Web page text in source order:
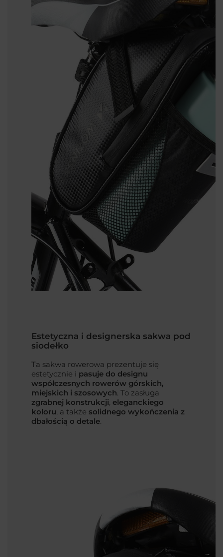
Estetyczna i designerska sakwa pod
siodełko
Ta sakwa rowerowa prezentuje się
estetycznie i pasuje do designu
współczesnych rowerów górskich,
miejskich i szosowych. To zasługa
zgrabnej konstrukcji eleganckiego
koloru , a także solidnego wykończenia z
dbałością o detale.